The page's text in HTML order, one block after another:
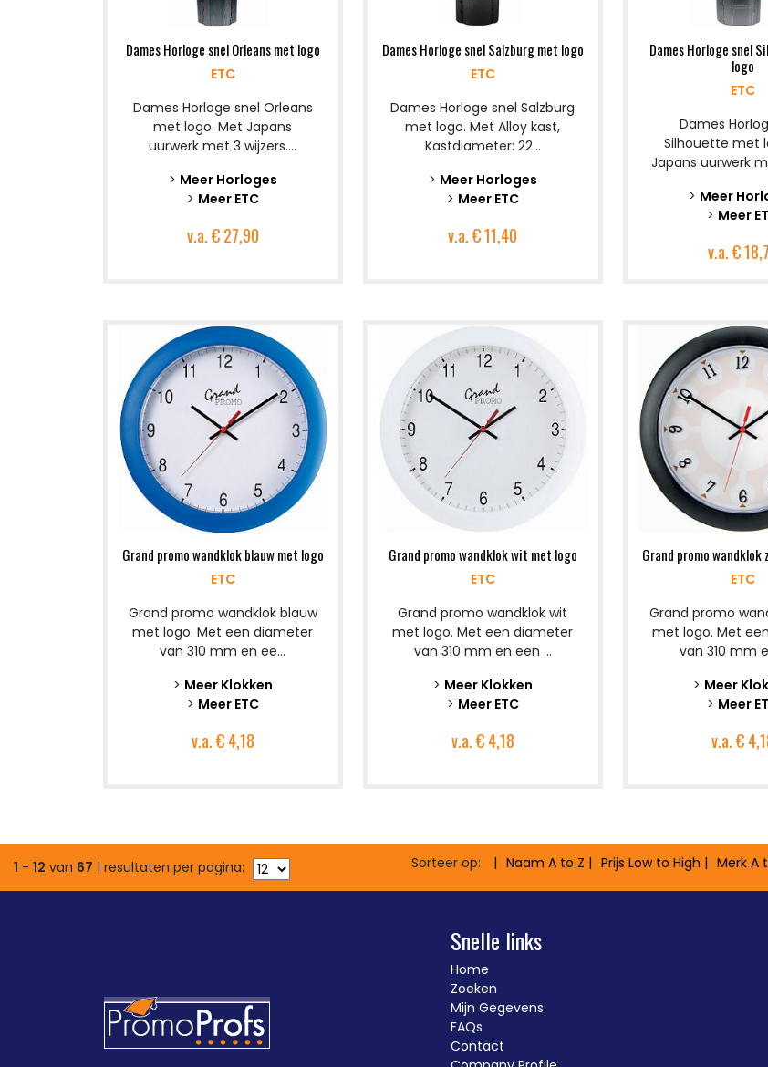
Dames Horloge snel Orleans met logo
ETC
Dames Horloge snel Orleans
met logo. Met Japans
uurwerk met 3 wijzers....
> Meer Horloges
> Meer ETC
v.a.€ 27,90
Dames Horloge snel Salzburg met logo
ETC
Dames Horloge snel Salzburg
met logo. Met Alloy kast,
Kastdiameter: 22...
> Meer Horloges
> Meer ETC
v.a.€ 11,40
Dames Horloge snel
logo
ETC
Dames
Silhouette met
Japans uurwerk
> Meer
> Meer
v.a.€
Grand promo wandklok blauw met logo
ETC
Grand promo wandklok blauw
met logo. Met een diameter
van 310 mm en ee...
> Meer Klokken
> Meer ETC
v.a.€ 4,18
Grand promo wandklok wit met logo
ETC
Grand promo wandklok wit
met logo. Met een diameter
van 310 mm en een ...
> Meer Klokken
> Meer ETC
v.a.€ 4,18
Grand promo
ETC
Grand promo
met logo. Met
van 310 mm
> Meer
> Meer
v.a.€
1 - 12 van 67 | resultaten per pagina: Sorteer op: NaamA to Z PrijsLow to High MerkA
Snelle links
Home
Zoeken
Mijn Gegevens
FAQs
Contact